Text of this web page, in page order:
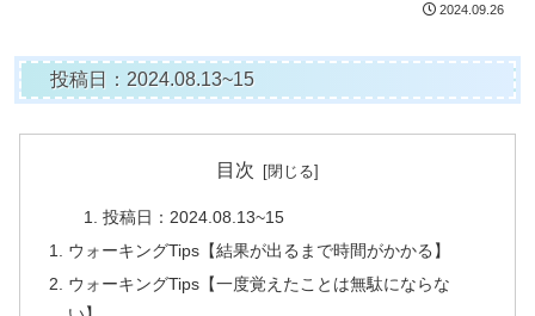
2024.09.26
投稿日：2024.08.13~15
目次
投稿日：2024.08.13~15
ウォーキングTips【結果が出るまで時間がかかる】
ウォーキングTips【一度覚えたことは無駄にならな